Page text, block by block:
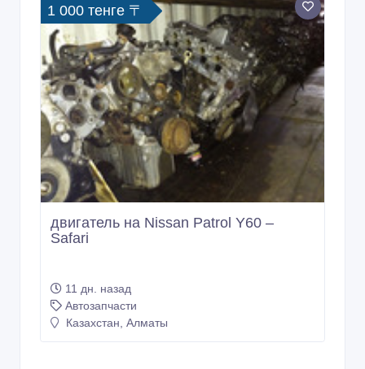
1 000 тенге 〒
двигатель на Nissan Patrol Y60 –
Safari
11 дн. назад
Автозапчасти
Казахстан, Алматы